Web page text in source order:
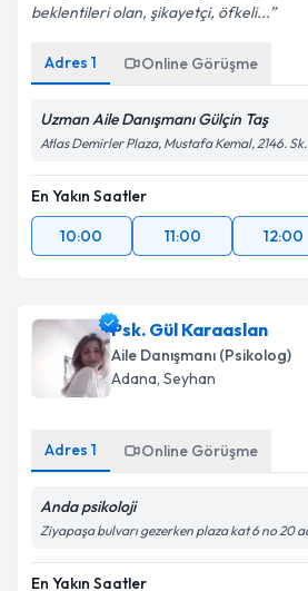
beklentileri olan, şikayetçi, öfkeli...
Adres 1 Online Görüşme
Uzman Aile Danışmanı Gülçin Taş
Atlas Demirler Plaza, Mustafa Kemal, 2146.
En Yakın Saatler
10:00
11:00 12:00
Psk. Gül Karaaslan
Aile Danışmanı (Psikolog)
Adana, Seyhan
Adres 1 Online Görüşme
Anda psikoloji
Ziyapaşa bulvarı gezerken plaza kat 6 no 20
En Yakın Saatler